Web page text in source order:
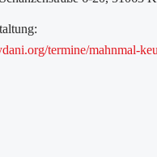
termine/mahnmal-